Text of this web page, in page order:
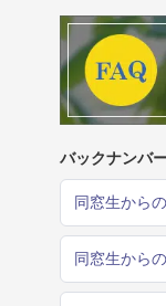
バックナンバ
同窓生から
同窓生から